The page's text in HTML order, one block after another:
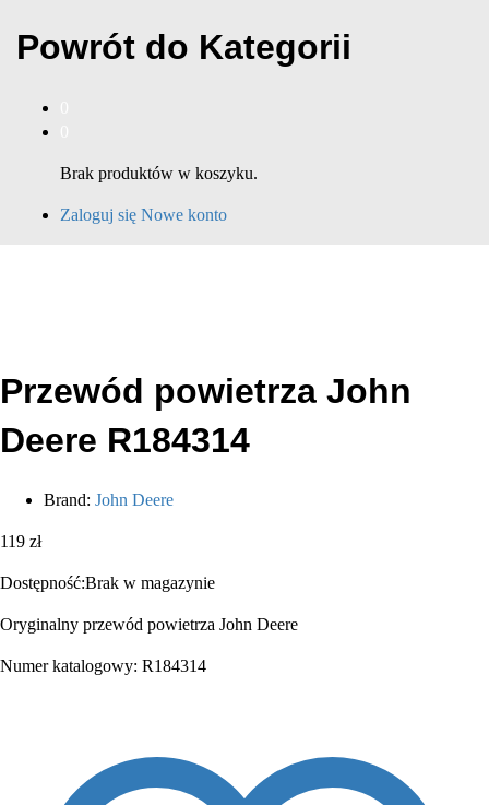
Powrót do Kategorii
Brak produktów w koszyku.
Zaloguj się Nowe konto
Przewód powietrza John
Deere R184314
Brand: John Deere
119 zł
Dostępność:Brak w magazynie
Oryginalny przewód powietrza John Deere
Numer katalogowy: R184314